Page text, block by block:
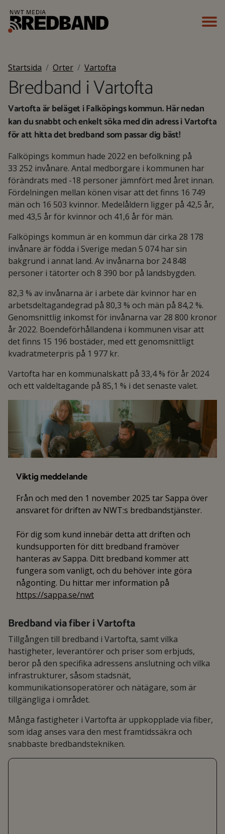
Startsida Orter Vartofta
Bredband i Vartofta
Vartofta är beläget i Falköpings kommun. Här nedan
kan du snabbt och enkelt söka med din adress i Vartofta
för att hitta det bredband som passar dig bäst!
Falköpings kommun hade 2022 en befolkning på
33 252 invånare. Antal medborgare i kommunen har
förändrats med -18 personer jämnfört med året innan.
Fördelningen mellan könen visar att det finns 16 749
män och 16 503 kvinnor. Medelåldern ligger på 42,5 år,
med 43,5 år för kvinnor och 41,6 år för män.
Falköpings kommun är en kommun där cirka 28 178
invånare är födda i Sverige medan 5 074 har sin
bakgrund i annat land. Av invånarna bor 24 848
personer i tätorter och 8 390 bor på landsbygden.
82,3 % av invånarna är i arbete där kvinnor har en
arbetsdeltagandegrad på 80,3 % och män på 84,2 %.
Genomsnittlig inkomst för invånarna var 28 800 kronor
år 2022. Boendeförhållandena i kommunen visar att
det finns 15 196 bostäder, med ett genomsnittligt
kvadratmeterpris på 1 977 kr.
Vartofta har en kommunalskatt på 33,4 % för år 2024
och ett valdeltagande på 85,1 % i det senaste valet.
Viktig meddelande
Från och med den 1 november 2025 tar Sappa över
ansvaret för driften av NWT:s bredbandstjänster.
För dig som kund innebär detta att driften och
kundsupporten för ditt bredband framöver
hanteras av Sappa. Ditt bredband kommer att
fungera som vanligt, och du behöver inte göra
någonting. Du hittar mer information på
https://sappa.se/nwt
Bredband via fiber i Vartofta
Tillgången till bredband i Vartofta, samt vilka
hastigheter, leverantörer och priser som erbjuds,
beror på den specifika adressens anslutning och vilka
infrastrukturer, såsom stadsnät,
kommunikationsoperatörer och nätägare, som är
tillgängliga i området.
Många fastigheter i Vartofta är uppkopplade via fiber,
som idag anses vara den mest framtidssäkra och
snabbaste bredbandstekniken.